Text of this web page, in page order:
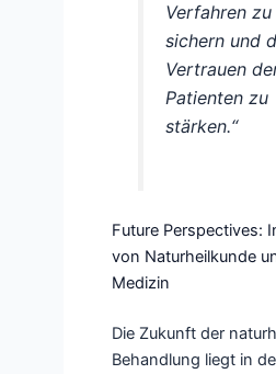
Verfahren zu
sichern und
Vertrauen
Patienten zu
stärken.“
Future Perspectives:
von Naturheilkunde
Medizin
Die Zukunft der
Behandlung liegt in